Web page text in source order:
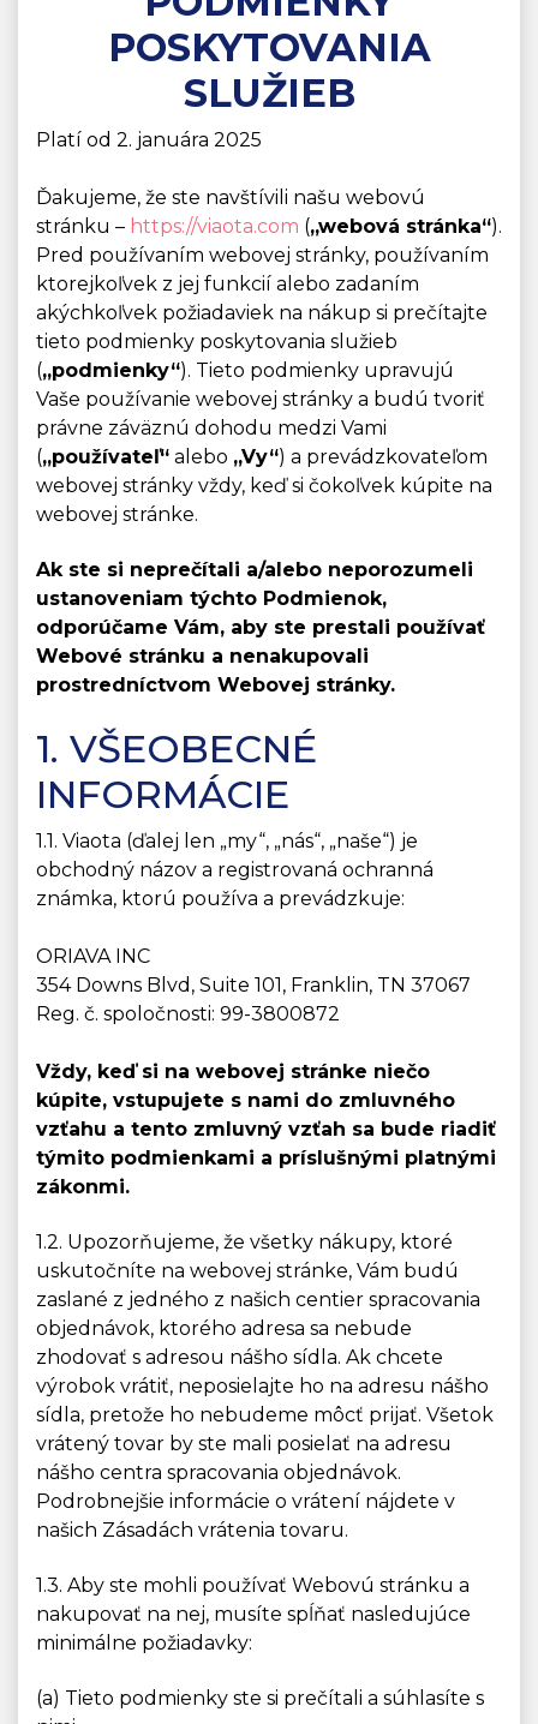
POSKYTOVANIA
SLUŽIEB
Platí od 2. januára 2025
Ďakujeme, že ste navštívili našu webovú
stránku – https://viaota.com („webová stránka“).
Pred používaním webovej stránky, používaním
ktorejkoľvek z jej funkcií alebo zadaním
akýchkoľvek požiadaviek na nákup si prečítajte
tieto podmienky poskytovania služieb
(„podmienky“). Tieto podmienky upravujú
Vaše používanie webovej stránky a budú tvoriť
právne záväznú dohodu medzi Vami
(„používateľ“ alebo „Vy“) a prevádzkovateľom
webovej stránky vždy, keď si čokoľvek kúpite na
webovej stránke.
Ak ste si neprečítali a/alebo neporozumeli
ustanoveniam týchto Podmienok,
odporúčame Vám, aby ste prestali používať
Webové stránku a nenakupovali
prostredníctvom Webovej stránky.
1. VŠEOBECNÉ
INFORMÁCIE
1.1. Viaota (ďalej len „my“, „nás“, „naše“) je
obchodný názov a registrovaná ochranná
známka, ktorú používa a prevádzkuje:
ORIAVA INC
354 Downs Blvd, Suite 101, Franklin, TN 37067
Reg. č. spoločnosti: 99-3800872
Vždy, keď si na webovej stránke niečo
kúpite, vstupujete s nami do zmluvného
vzťahu a tento zmluvný vzťah sa bude riadiť
týmito podmienkami a príslušnými platnými
zákonmi.
1.2. Upozorňujeme, že všetky nákupy, ktoré
uskutočníte na webovej stránke, Vám budú
zaslané z jedného z našich centier spracovania
objednávok, ktorého adresa sa nebude
zhodovať s adresou nášho sídla. Ak chcete
výrobok vrátiť, neposielajte ho na adresu nášho
sídla, pretože ho nebudeme môcť prijať. Všetok
vrátený tovar by ste mali posielať na adresu
nášho centra spracovania objednávok.
Podrobnejšie informácie o vrátení nájdete v
našich Zásadách vrátenia tovaru.
1.3. Aby ste mohli používať Webovú stránku a
nakupovať na nej, musíte spĺňať nasledujúce
minimálne požiadavky:
(a) Tieto podmienky ste si prečítali a súhlasíte s